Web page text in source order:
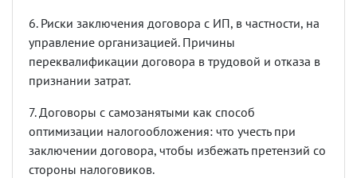
6. Риски заключения договора с ИП, в частности, на
управление организацией. Причины
переквалификации договора в трудовой и отказа в
признании затрат.
7. Договоры с самозанятыми как способ
оптимизации налогообложения: что учесть при
заключении договора, чтобы избежать претензий со
стороны налоговиков.